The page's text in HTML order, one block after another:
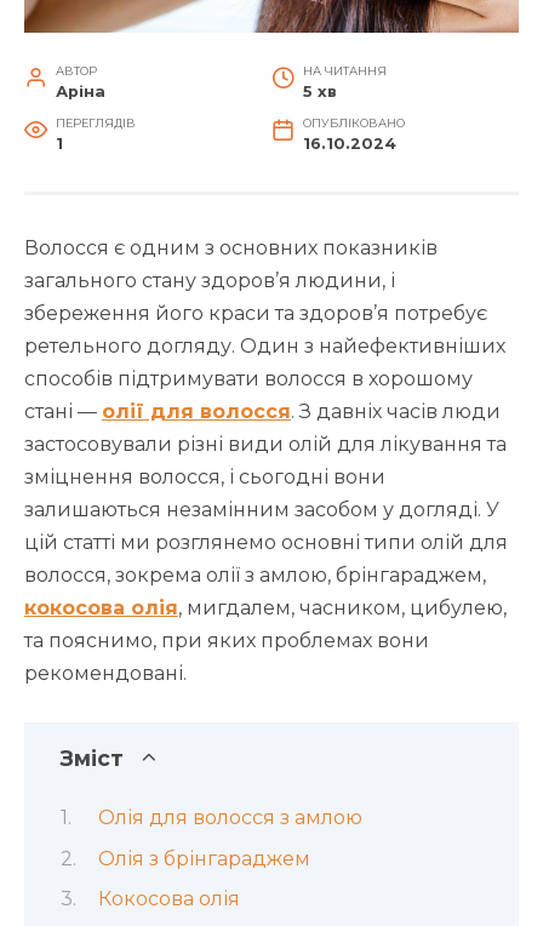
АВТОР
Аріна
НА ЧИТАННЯ
5 хв
ПЕРЕГЛЯДІВ
1
ОПУБЛІКОВАНО
16.10.2024
Волосся є одним з основних показників
загального стану здоров’я людини, і
збереження його краси та здоров’я потребує
ретельного догляду. Один з найефективніших
способів підтримувати волосся в хорошому
стані — олії для волосся. З давніх часів люди
застосовували різні види олій для лікування та
зміцнення волосся, і сьогодні вони
залишаються незамінним засобом у догляді. У
цій статті ми розглянемо основні типи олій для
волосся, зокрема олії з амлою, брінгараджем,
кокосова олія, мигдалем, часником, цибулею,
та пояснимо, при яких проблемах вони
рекомендовані.
Зміст
Олія для волосся з амлою
Олія з брінгараджем
Кокосова олія